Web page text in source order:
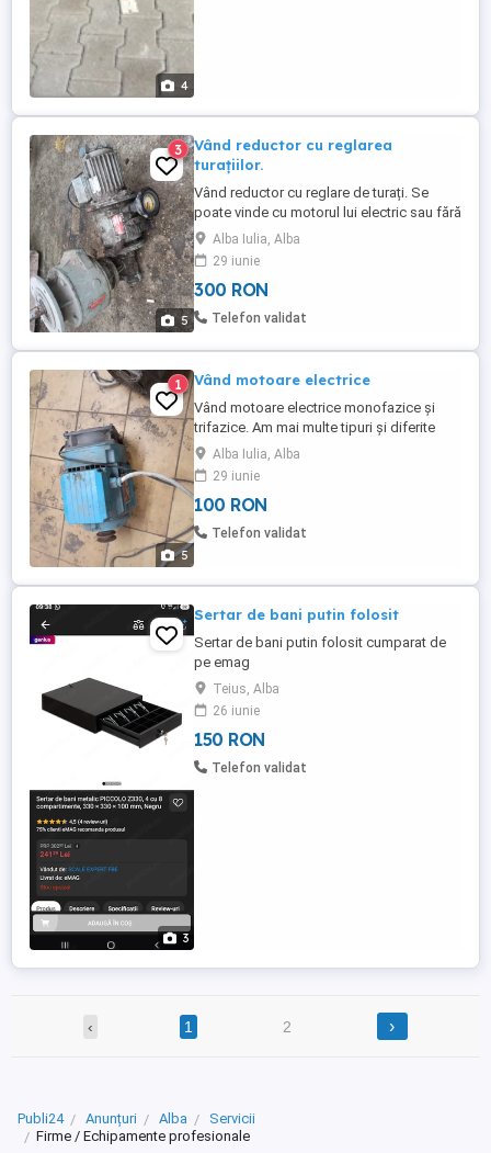
4
5
3
Vând reductor cu reglarea
turațiilor.
Vând reductor cu reglare de turați. Se
poate vinde cu motorul lui electric sau fără
motorAlba Iulia, Alba
29 iunie
300 RON
Telefon validat
5
1 Vând motoare electrice
Vând motoare electrice monofazice și
trifazice. Am mai multe tipuri și diferite
puteri și turații, dar nu am putut pune mai
multe poze. Pentru cei interesați vorbim în
privat. Preț 100 lei KV.
Alba Iulia, Alba
29 iunie
100 RON
Telefon validat
3
Sertar de bani putin folosit
Sertar de bani putin folosit cumparat de
pe emag
Teius, Alba
26 iunie
150 RON
Telefon validat
‹ 1 2 ›
Publi24 Anunțuri Alba
Servicii
Firme / Echipamente profesionale